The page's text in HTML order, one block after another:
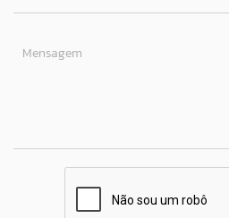
Mensagem